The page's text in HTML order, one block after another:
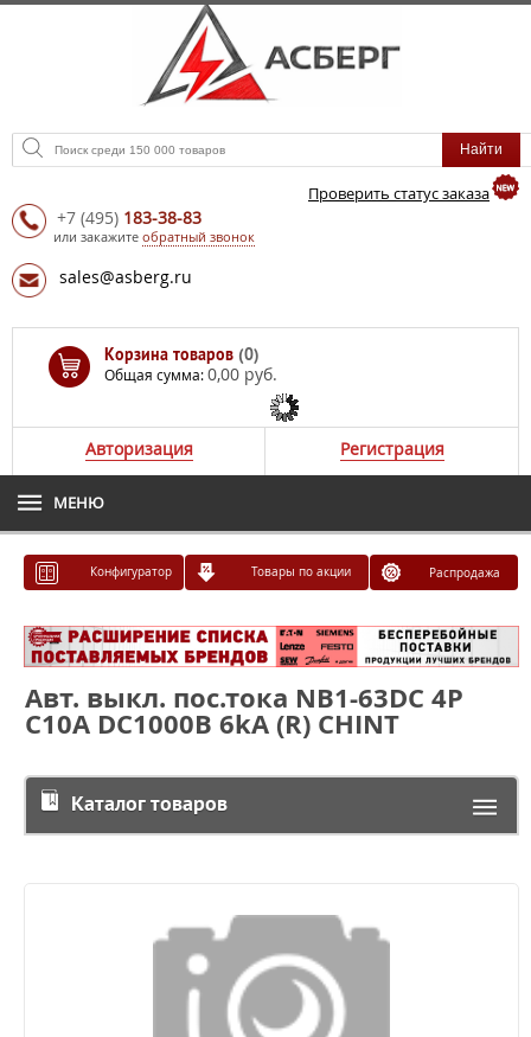
Проверить статус заказа
+7 (495) 183-38-83
или закажите обратный звонок
sales@asberg.ru
Корзина товаров (0)
Общая сумма:0,00 руб.
Авторизация Регистрация
МЕНЮ
Конфигуратор Товары по акции Распродажа
Авт. выкл. пос.тока NB1-63DC 4P
C10A DC1000В 6kA (R) CHINT
Каталог товаров